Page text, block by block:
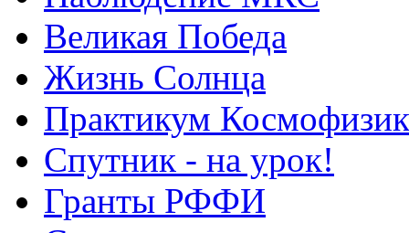
Великая Победа
Жизнь Солнца
Практикум
Спутник - на урок!
Гранты РФФИ